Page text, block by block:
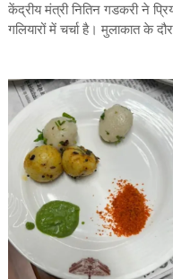
केंद्रीय मंत्री नितिन गडकरी ने
गलियारों में चर्चा है। मुलाकात के